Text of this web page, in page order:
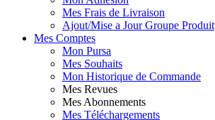
Mes Frais de Livraison
Ajout/Mise a Jour Groupe Produit
Mes Comptes
Mon Pursa
Mes Souhaits
Mon Historique de Commande
Mes Revues
Mes Abonnements
Mes Téléchargements